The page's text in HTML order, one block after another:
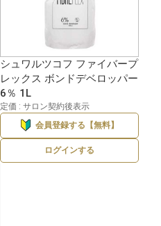
シュワルツコフ ファイバープ
レックス ボンドデベロッパー
6％ 1L
定価 : サロン契約後表示
会員登録する【無料】
ログインする